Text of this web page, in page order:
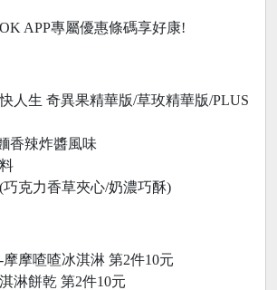
APP專屬優惠條碼享好康!
人生 奇異果精華版/草玫精華版/PLUS
香辣炸醬風味
克力香草夾心/奶濃巧酥)
摩喳喳冰淇淋 第2件10元
淋餅乾 第2件10元